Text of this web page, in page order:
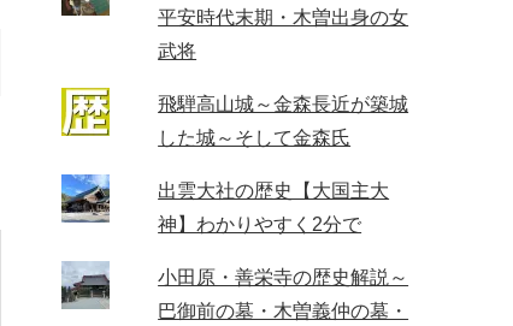
平安時代末期・木曽出身の女
武将
飛騨高山城～金森長近が築城
した城～そして金森氏
出雲大社の歴史【大国主大
神】わかりやすく2分で
小田原・善栄寺の歴史解説～
巴御前の墓・木曽義仲の墓・